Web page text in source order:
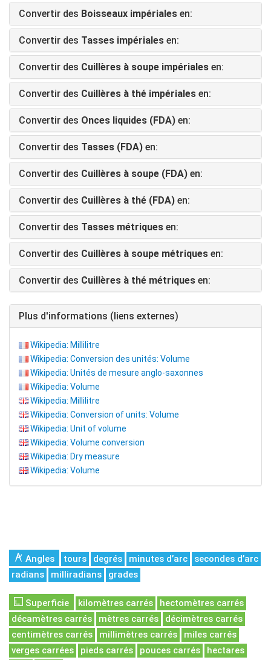
Convertir des Boisseaux impériales en:
Convertir des Tasses impériales en:
Convertir des Cuillères à soupe impériales en:
Convertir des Cuillères à thé impériales en:
Convertir des Onces liquides (FDA) en:
Convertir des Tasses (FDA) en:
Convertir des Cuillères à soupe (FDA) en:
Convertir des Cuillères à thé (FDA) en:
Convertir des Tasses métriques en:
Convertir des Cuillères à soupe métriques en:
Convertir des Cuillères à thé métriques en:
Plus d'informations (liens externes)
Wikipedia: Millilitre
Wikipedia: Conversion des unités: Volume
Wikipedia: Unités de mesure anglo-saxonnes
Wikipedia: Volume
Wikipedia: Millilitre
Wikipedia: Conversion of units: Volume
Wikipedia: Unit of volume
Wikipedia: Volume conversion
Wikipedia: Dry measure
Wikipedia: Volume
Angles tours degrés minutes d’arc
secondes d’arc
radians
milliradians grades
Superficie kilomètres carrés
hectomètres carrés
décamètres carrés
mètres carrés
décimètres carrés
centimètres carrés
millimètres carrés
miles carrés
verges carrées
pieds carrés pouces carrés
hectares